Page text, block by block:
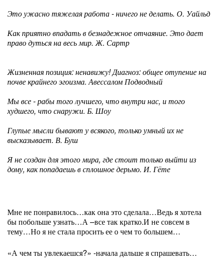
Это ужасно тяжелая работа - ничего не делать. О. Уайльд
Как приятно впадать в безнадежное отчаяние. Это дает
право дуться на весь мир. Ж. Сартр
Жизненная позиция: ненавижу! Диагноз: общее отупение на
почве крайнего эгоизма. Авессалом Подводный
Мы все - рабы того лучшего, что внутри нас, и того
худшего, что снаружи. Б. Шоу
Глупые мысли бывают у всякого, только умный их не
высказывает. В. Буш
Я не создан для этого мира, где стоит только выйти из
дому, как попадаешь в сплошное дерьмо. И. Гёте
Мне не понравилось…как она это сделала…Ведь я хотела
бы побольше узнать…А –все так кратко.И не совсем в
тему…Но я не стала просить ее о чем то большем…
«А чем ты увлекаешся?» -начала дальше я спрашевать…